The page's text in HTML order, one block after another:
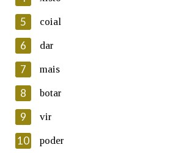
Lin e acepto as condicións da
Introduce o código que aparece na
Texto de verificación
5 coial
6 dar
7 mais
8 botar
9 vir
10 poder